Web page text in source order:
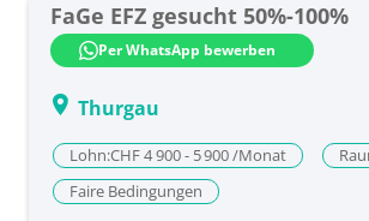
FaGe EFZ gesucht 50%-100%
Per WhatsApp bewerben
Thurgau
Lohn:CHF 4 900 - 5 900 /Monat
Faire Bedingungen